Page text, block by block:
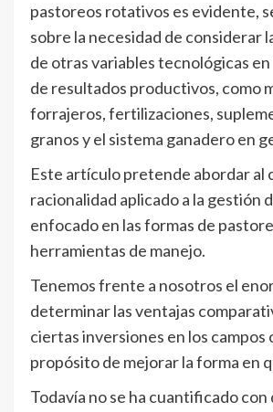
pastoreos rotativos es evidente,
sobre la necesidad de considerar
de otras variables tecnológicas
de resultados productivos, como
forrajeros, fertilizaciones,
granos y el sistema ganadero en
Este artículo pretende abordar al
racionalidad aplicado a la gestión
enfocado en las formas de
herramientas de manejo.
Tenemos frente a nosotros el
determinar las ventajas
ciertas inversiones en los campos
propósito de mejorar la forma en
Todavía no se ha cuantificado